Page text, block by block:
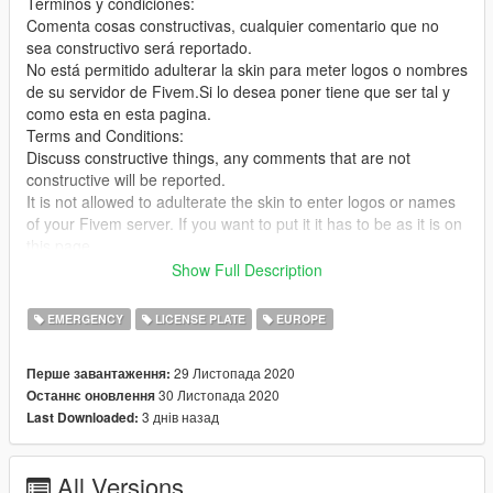
Comenta cosas constructivas, cualquier comentario que no
sea constructivo será reportado.
No está permitido adulterar la skin para meter logos o nombres
de su servidor de Fivem.Si lo desea poner tiene que ser tal y
como esta en esta pagina.
Terms and Conditions:
Discuss constructive things, any comments that are not
constructive will be reported.
It is not allowed to adulterate the skin to enter logos or names
of your Fivem server. If you want to put it it has to be as it is on
Es replace /It is replace
GTAV/Mods/Update/Update.rpf/x64/dlcpacks/patchday20ng/dlc.
Listado Originales/Originales Files:
Original: https://es.gta5-mods.com/vehicles/alfa-romeo-159-
Credits:
Show Full Description
EMERGENCY LICENSE PLATE EUROPE
Перше завантаження: 29 Листопада 2020
Останнє оновлення30 Листопада 2020
Last Downloaded: 3 днів назад
All Versions